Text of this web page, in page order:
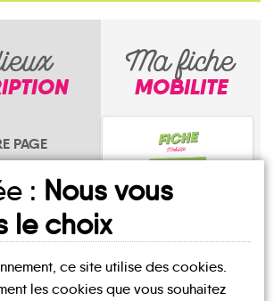
PAGE
Ma fiche
MOBILITE
Les Villedieu
: Nous vous
le choix
ce site utilise des cookies.
les cookies que vous souhaitez